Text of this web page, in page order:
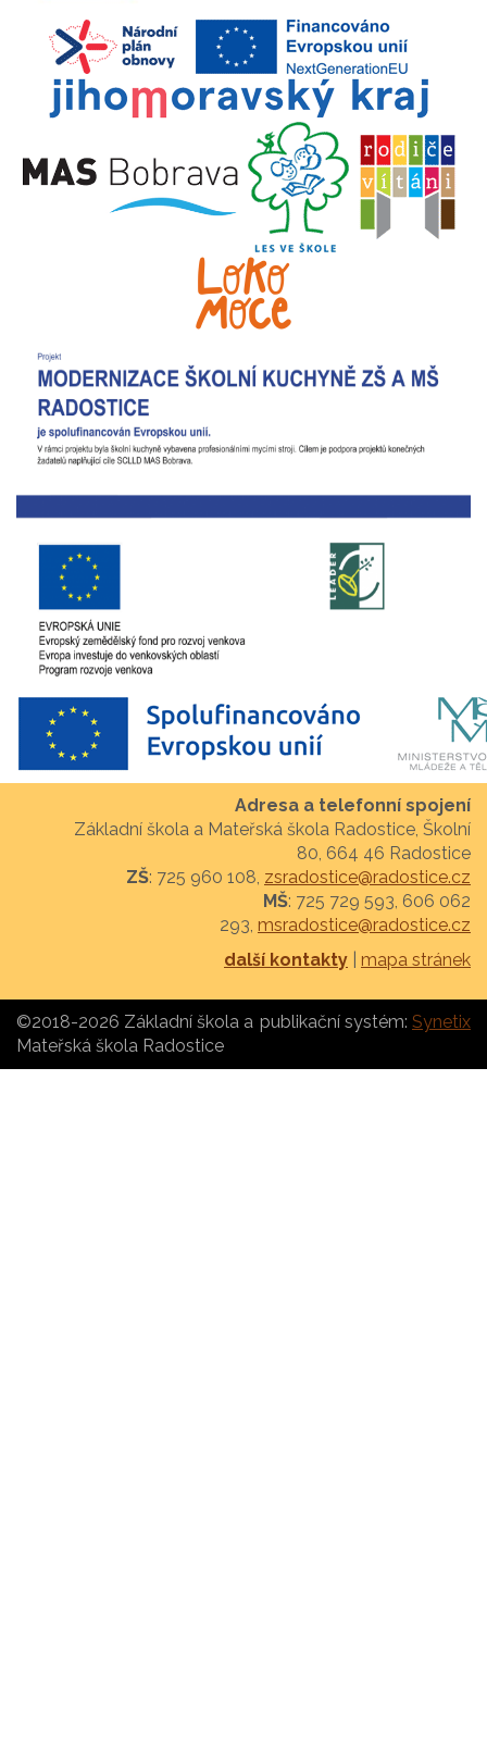
Adresa a telefonní spojení
Základní škola a Mateřská škola Radostice, Školní
80, 664 46 Radostice
ZŠ: 725 960 108, zsradostice@radostice.cz
MŠ: 725 729 593, 606 062
293, msradostice@radostice.cz
další kontakty
mapa stránek
publikační systém: Synetix
©2018-2026 Základní škola a
Mateřská škola Radostice